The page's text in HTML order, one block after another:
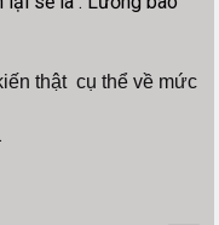
thật cụ thể về mức